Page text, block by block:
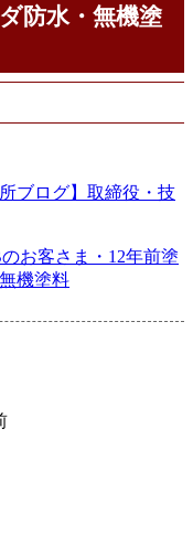
防水・無機塗
ブログ】取締役・技
お客さま・12年前塗
機塗料